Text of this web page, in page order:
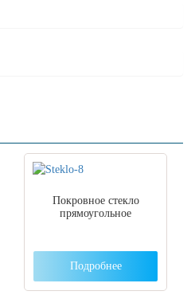
Покровное стекло
прямоугольное
Подробнее